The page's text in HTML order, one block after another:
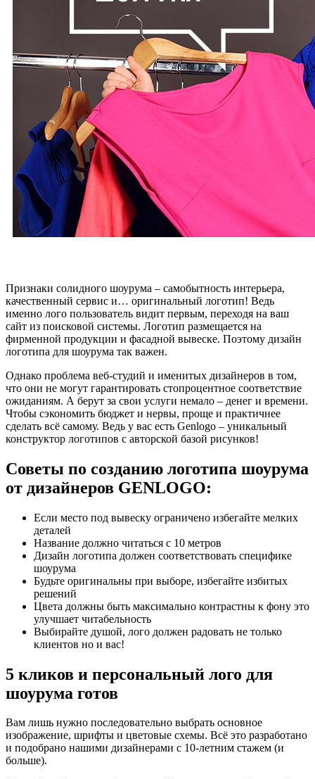
Признаки солидного шоурума – самобытность интерьера,
качественный сервис и… оригинальный логотип! Ведь
именно лого пользователь видит первым, переходя на ваш
сайт из поисковой системы. Логотип размещается на
фирменной продукции и фасадной вывеске. Поэтому дизайн
логотипа для шоурума так важен.
Однако проблема веб-студий и именитых дизайнеров в том,
что они не могут гарантировать стопроцентное соответствие
ожиданиям. А берут за свои услуги немало – денег и времени.
Чтобы сэкономить бюджет и нервы, проще и практичнее
сделать всё самому. Ведь у вас есть Genlogo – уникальный
конструктор логотипов с авторской базой рисунков!
Советы по созданию логотипа шоурума
от дизайнеров GENLOGO:
Если место под вывеску ограничено избегайте мелких
деталей
Название должно читаться с 10 метров
Дизайн логотипа должен соответствовать специфике
шоурума
Будьте оригинальны при выборе, избегайте избитых
решений
Цвета должны быть максимально контрастны к фону это
улучшает читабельность
Выбирайте душой, лого должен радовать не только
клиентов но и вас!
5 кликов и персональный лого для
шоурума готов
Вам лишь нужно последовательно выбрать основное
изображение, шрифты и цветовые схемы. Всё это разработано
и подобрано нашими дизайнерами с 10-летним стажем (и
больше).